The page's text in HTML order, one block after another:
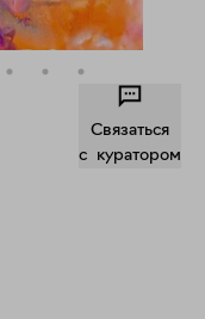
Связаться
c куратором